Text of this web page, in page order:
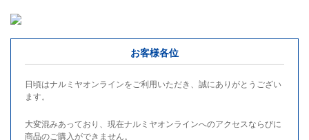
お客様各位
日頃はナルミヤオンラインをご利用いただき、誠にありがとうござい
ます。
大変混みあっており、現在ナルミヤオンラインへのアクセスならびに
商品のご購入ができません。